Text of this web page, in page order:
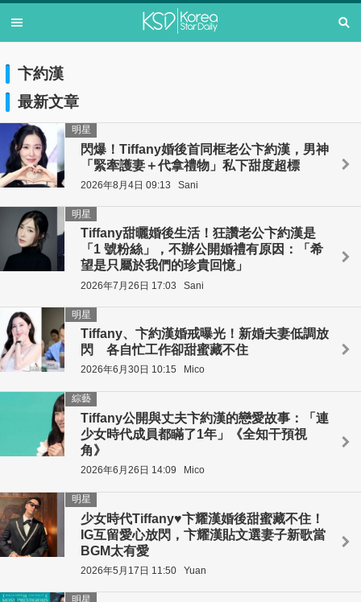
卞約漢
最新文章
閃爆！Tiffany婚後首同框老公卞約漢，男神
「緊牽護妻＋代拿禮物」私下甜度超標
明星
2026年8月4日 09:13 Sani
Tiffany甜曬婚後生活！狂讚老公卞約漢是
「1 號粉絲」，不辦公開婚禮有原因：「希
望是只屬於我們的珍貴回憶」
明星
2026年7月26日 17:03 Sani
Tiffany、卞約漢婚戒曝光！新婚夫妻低調放
閃 各自忙工作卻甜蜜藏不住
明星
2026年6月30日 10:15 Mico
Tiffany公開與丈夫卞約漢的戀愛故事：「連
少女時代成員都瞞了1年」《全知干預視
角》
綜藝
2026年6月26日 14:09 Mico
少女時代Tiffany♥卞耀漢婚後甜蜜藏不住！
IG互留愛心放閃，卞耀漢貼文選妻子新歌當
BGM太有愛
明星
2026年5月17日 11:50 Yuan
明星